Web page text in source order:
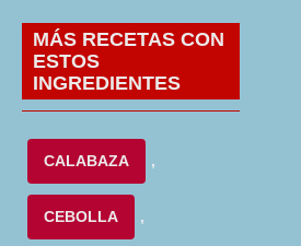
MÁS RECETAS CON
ESTOS
INGREDIENTES
CALABAZA ,
CEBOLLA ,